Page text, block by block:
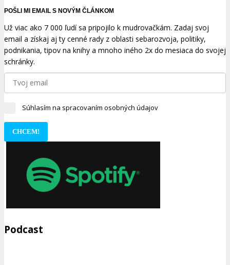
POŠLI MI EMAIL S NOVÝM ČLÁNKOM
Už viac ako 7 000 ľudí sa pripojilo k mudrovačkám. Zadaj svoj
email a získaj aj ty cenné rady z oblasti sebarozvoja, politiky,
podnikania, tipov na knihy a mnoho iného 2x do mesiaca do svojej
schránky.
Súhlasím na spracovaním osobných údajov
CHCEM!
Podcast